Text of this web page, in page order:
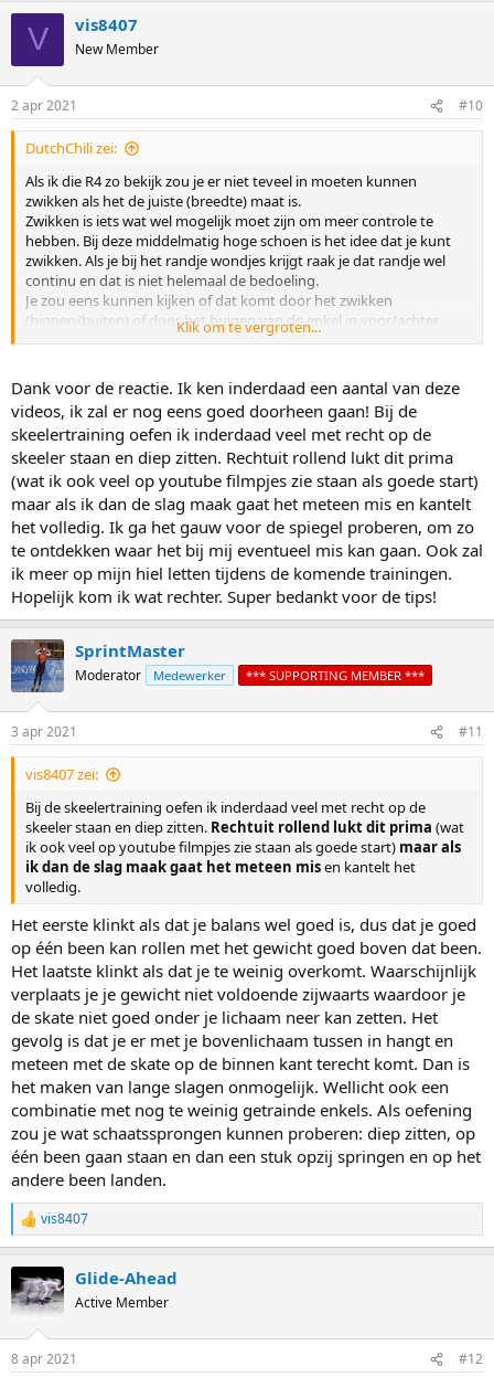
V vis8407
New Member
2 apr 2021 #10
DutchChili zei:
Als ik die R4 zo bekijk zou je er niet teveel in moeten kunnen
zwikken als het de juiste (breedte) maat is.
Zwikken is iets wat wel mogelijk moet zijn om meer controle te
hebben. Bij deze middelmatig hoge schoen is het idee dat je kunt
zwikken. Als je bij het randje wondjes krijgt raak je dat randje wel
continu en dat is niet helemaal de bedoeling.
Je zou eens kunnen kijken of dat komt door het zwikken
(binnen/buiten) of door het buigen van de enkel in voor/achter
richting. Je zal niet de eerste zijn die met de bal van zijn (lees: tenen)
te zetten.
Ik zou er niet op rekenen dat het vanzelf komt. Geloven doen je in
de kerk, maar niet op de skates
Ga opzoek naar de oorzaak.
1) neem kennis van hoe het echt moet
https://www.youtube.com/results?search_query=Start+to+Skate+
https://www.youtube.com/user/ThePascalbriand/videos
2) ga eens droog oefenen voor de spiegel om de basis te
controleren of je balans in je blote voeten kan voelen zoals in de
fimpjes aangegegeven
3) ga de tips uit de filmpjes op je gemakt, zonder anderen, eens
proberen en probeer te achterhalen wat er bij jou anders gaat.
En, je zou, mits je een helm op hebt, handschoenen aan en
knie+elleboogbeschermers, ook even kunnen proberen zonder je
veters vast te maken (maar niet tussen je wielen
moet werken.
Klik om te vergroten...
Dank voor de reactie. Ik ken inderdaad een aantal van deze
videos, ik zal er nog eens goed doorheen gaan! Bij de
skeelertraining oefen ik inderdaad veel met recht op de
skeeler staan en diep zitten. Rechtuit rollend lukt dit prima
(wat ik ook veel op youtube filmpjes zie staan als goede start)
maar als ik dan de slag maak gaat het meteen mis en kantelt
het volledig. Ik ga het gauw voor de spiegel proberen, om zo
te ontdekken waar het bij mij eventueel mis kan gaan. Ook zal
ik meer op mijn hiel letten tijdens de komende trainingen.
Hopelijk kom ik wat rechter. Super bedankt voor de tips!
SprintMaster
Moderator Medewerker *** SUPPORTING MEMBER ***
3 apr 2021 #11
vis8407 zei:
Bij de skeelertraining oefen ik inderdaad veel met recht op de
skeeler staan en diep zitten. Rechtuit rollend lukt dit prima (wat
ik ook veel op youtube filmpjes zie staan als goede start) maar als
ik dan de slag maak gaat het meteen misen kantelt het
volledig.
Het eerste klinkt als dat je balans wel goed is, dus dat je goed
op één been kan rollen met het gewicht goed boven dat been.
Het laatste klinkt als dat je te weinig overkomt. Waarschijnlijk
verplaats je je gewicht niet voldoende zijwaarts waardoor je
de skate niet goed onder je lichaam neer kan zetten. Het
gevolg is dat je er met je bovenlichaam tussen in hangt en
meteen met de skate op de binnen kant terecht komt. Dan is
het maken van lange slagen onmogelijk. Wellicht ook een
combinatie met nog te weinig getrainde enkels. Als oefening
zou je wat schaatssprongen kunnen proberen: diep zitten, op
één been gaan staan en dan een stuk opzij springen en op het
andere been landen.
R
e
c
t
i
s
vis8407
Glide-Ahead
Active Member
8 apr 2021 #12